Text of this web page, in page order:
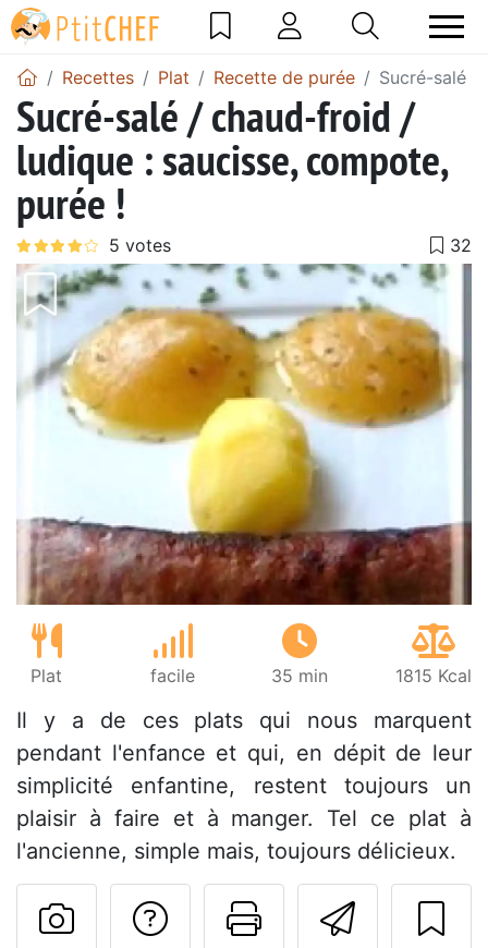
Recettes Plat Recette de purée Sucré-salé /
Sucré-salé / chaud-froid /
ludique : saucisse, compote,
purée !
Plat facile 35 min 1815 Kcal
Il y a de ces plats qui nous marquent
pendant l'enfance et qui, en dépit de leur
simplicité enfantine, restent toujours un
plaisir à faire et à manger. Tel ce plat à
l'ancienne, simple mais, toujours délicieux.
Imprimer
Poser une